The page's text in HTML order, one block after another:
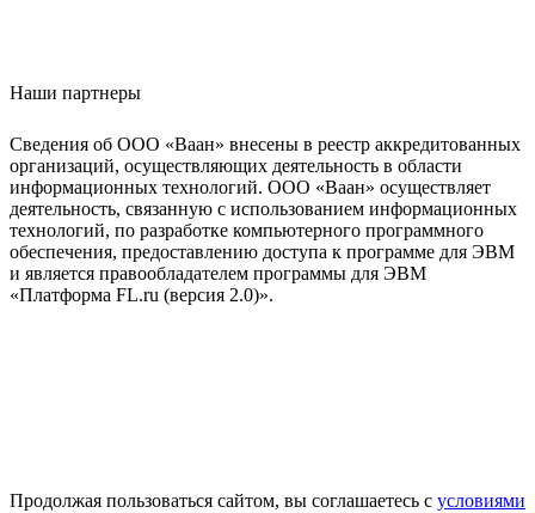
Наши партнеры
Сведения об ООО «Ваан» внесены в реестр аккредитованных
организаций, осуществляющих деятельность в области
информационных технологий. ООО «Ваан» осуществляет
деятельность, связанную с использованием информационных
технологий, по разработке компьютерного программного
обеспечения, предоставлению доступа к программе для ЭВМ
и является правообладателем программы для ЭВМ
«Платформа FL.ru (версия 2.0)».
Продолжая пользоваться сайтом, вы соглашаетесь с условиями